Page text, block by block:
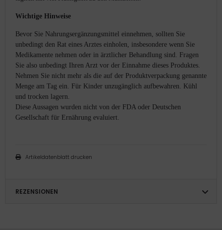
Wichtige Hinweise
Bevor Sie Nahrungsergänzungsmittel einnehmen, sollten Sie
unbedingt den Rat eines Arztes einholen, insbesondere wenn Sie
Medikamente nehmen oder in ärztlicher Behandlung sind. Fragen
Sie also unbedingt Ihren Arzt vor der Einnahme dieses Produktes.
Nehmen Sie nicht mehr als die auf der Produktverpackung genannte
Menge am Tag ein. Für Kinder unzugänglich aufbewahren. Kühl
und trocken lagern.
Diese Aussagen wurden nicht von der FDA oder Deutschen
Gesellschaft für Ernährung evaluiert.
Artikeldatenblatt drucken
REZENSIONEN